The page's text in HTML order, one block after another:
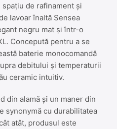
de rafinament și
lavoar înaltă Sensea
negru mat și într-o
Concepută pentru a se
baterie monocomandă
debitului și temperaturii
ceramic intuitiv.
din alamă și un maner din
synonymă cu durabilitatea
atât, produsul este